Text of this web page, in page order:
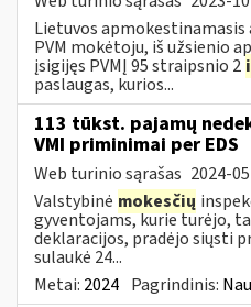
Lietuvos
PVM mokėtoju, iš užsienio
įsigijęs PVMĮ 95 straipsnio 2
paslaugas, kurios...
113 tūkst. pajamų
VMI priminimai per EDS
Web turinio sąrašas 2024-
Valstybinė mokesčių
gyventojams, kurie turėjo,
deklaracijos, pradėjo siųsti
sulaukė 24...
Metai: 2024 Pagrindinis: